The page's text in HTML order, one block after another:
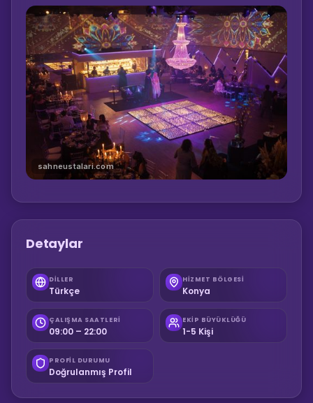
sahneustalari.com
Detaylar
DILLER
Türkçe
HIZMET BÖLGESI
Konya
ÇALIŞMA SAATLERI
09:00 – 22:00
EKIP BÜYÜKLÜĞÜ
1-5 Kişi
PROFIL DURUMU
Doğrulanmış Profil